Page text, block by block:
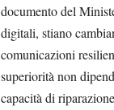
documento del
digitali, stiano
comunicazioni
superiorità non
capacità di